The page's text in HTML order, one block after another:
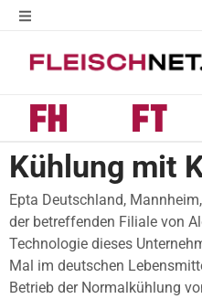
Kühlung mit
Epta Deutschland,
der betreffenden Filiale von
Technologie dieses
Mal im deutschen
Betrieb der Normalkühlung